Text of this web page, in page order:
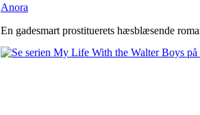
Anora
En gadesmart prostituerets hæsblæsende